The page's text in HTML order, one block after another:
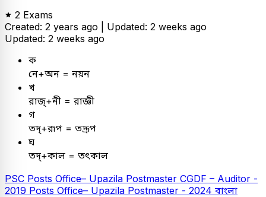
2 Exams
Created: 2 years ago | Updated: 2 weeks ago
Updated: 2 weeks ago
ক
নে+অন = নয়ন
খ
রাজ্+নী = রাজ্ঞী
গ
তদ্‌+রূপ = তদ্রূপ
ঘ
তদ্‌+কাল = তৎকাল
PSC Posts Office– Upazila Postmaster CGDF – Auditor -
2019 Posts Office– Upazila Postmaster - 2024 বাংলা